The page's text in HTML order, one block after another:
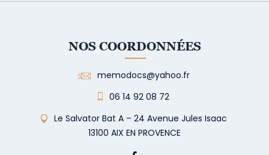
NOS COORDONNÉES
memodocs@yahoo.fr
06 14 92 08 72
Le Salvator Bat A – 24 Avenue Jules Isaac
13100 AIX EN PROVENCE